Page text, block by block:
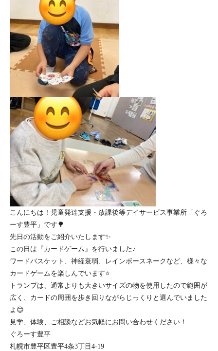
こんにちは！児童発達支援・放課後等デイサービス事業所「ぐろ
ーす豊平」です🌳
先日の活動をご紹介いたします✨
この日は『カードゲーム』を行いました♪
ワードバスケット、神経衰弱、レインボースネークなど、様々な
カードゲームを楽しんでいます⭐️
トランプは、通常よりも大きいサイズの物を使用したので範囲が
広く、カードの周囲を歩き回りながらじっくりと選んでいました
よ😊
見学、体験、ご相談などお気軽にお問い合わせください！
ぐろーす豊平
札幌市豊平区豊平4条3丁目4-19